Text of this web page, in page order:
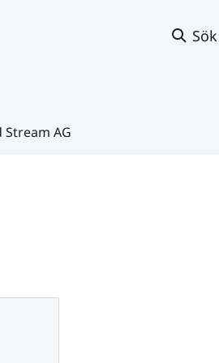
Sök
AG